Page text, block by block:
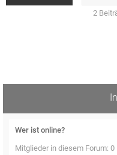
2
Wer ist online?
Mitglieder in diesem Forum: